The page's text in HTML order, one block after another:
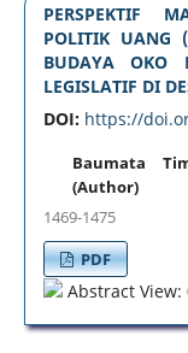
PERSPEKTIF
POLITIK UANG
BUDAYA OKO
LEGISLATIF DI
DOI: https://
Baumata
(Author)
1469-1475
PDF
Abstract View: